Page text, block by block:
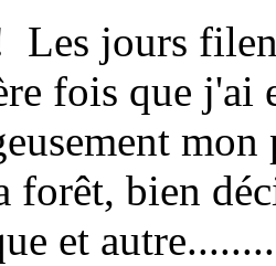
Les jours
fois que j'ai
forêt, bien
et